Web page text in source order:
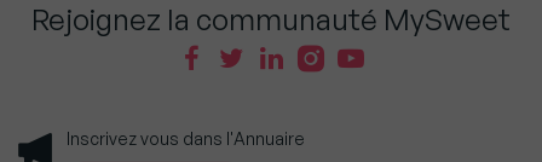
Rejoignez la communauté MySweet
Inscrivez vous dans l'Annuaire